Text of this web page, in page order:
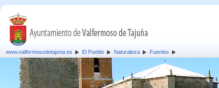
www.valfermosodetajuna.es El Pueblo Naturaleza Fuentes